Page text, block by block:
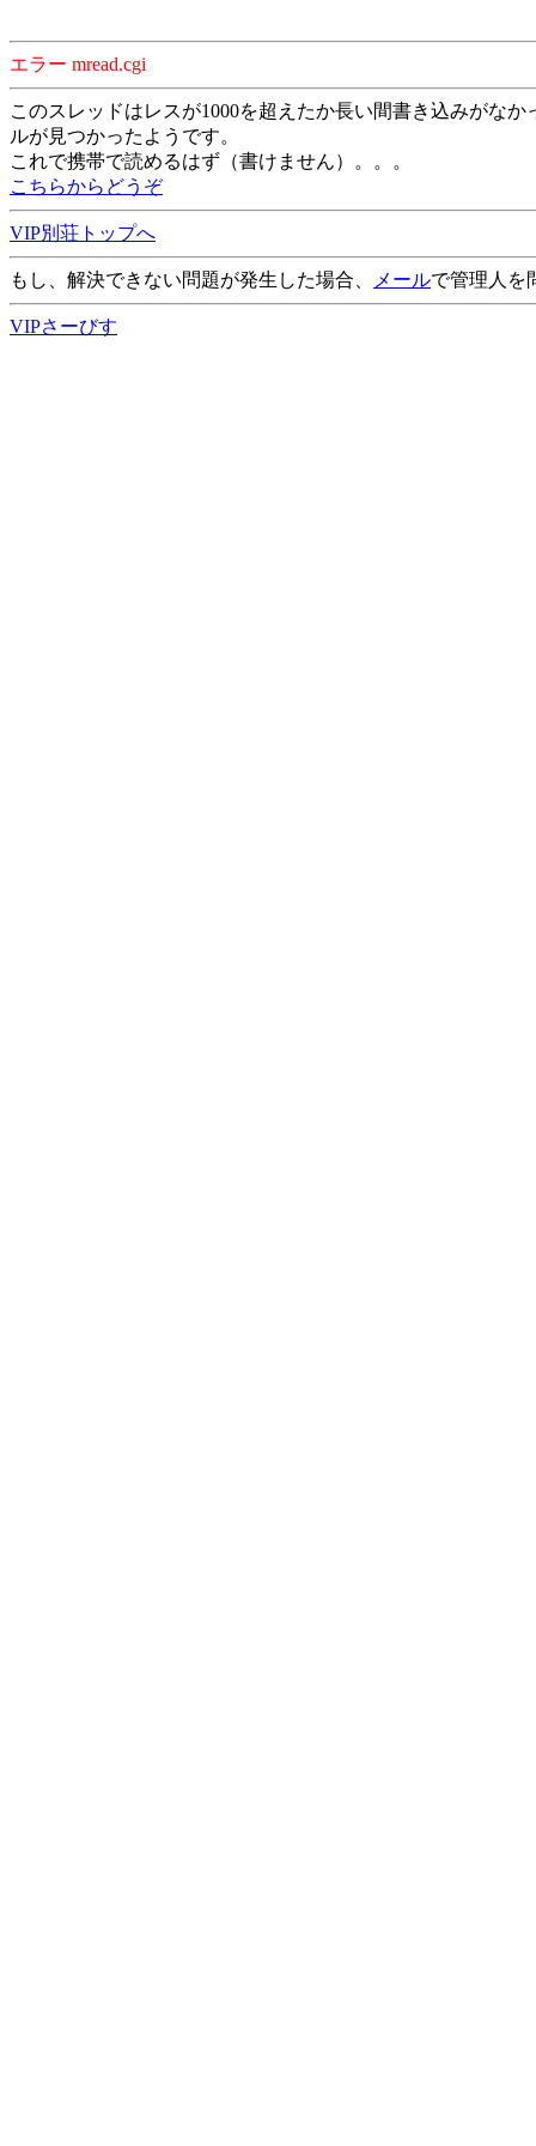
エラー mread.cgi
このスレッドはレスが1000を超えたか長い間書き込みがな
ルが見つかったようです。
これで携帯で読めるはず（書けません）。。。
こちらからどうぞ
VIP別荘トップへ
もし、解決できない問題が発生した場合、 メールで管理人を
VIPさーびす